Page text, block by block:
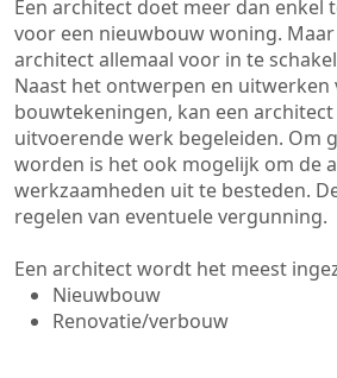
Een architect doet meer dan enkel
voor een nieuwbouw woning.
architect allemaal voor in te
Naast het ontwerpen en uitwerken
bouwtekeningen, kan een
uitvoerende werk begeleiden. Om
worden is het ook mogelijk om de
werkzaamheden uit te besteden.
regelen van eventuele vergunning.
Een architect wordt het meest
Nieuwbouw
Renovatie/verbouw